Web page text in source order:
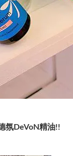
氛DeVoN精油!!